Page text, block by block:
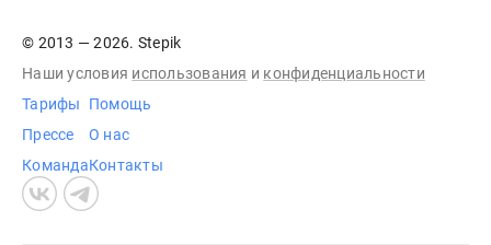
© 2013 — 2026. Stepik
Наши условия использования и конфиденциальности
Тарифы
Прессе
Команда
Помощь
О нас
Контакты